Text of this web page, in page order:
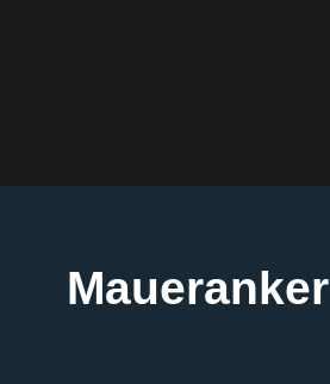
Maueranker